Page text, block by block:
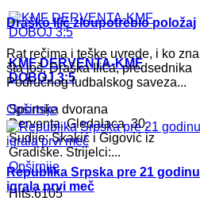
KMF DERVENTA-KMF
DOBOJ 3:5
Sportska dvorana
Derventa. Gledalaca 30.
Sudije: Skakić i Gigović iz
Gradiške. Strijelci:...
Opširnije
Hits:6105
Draško Ilić zloupotrebio položaj
Rat rečima i teške uvrede, i ko zna
šta još, Draška Ilića, predsednika
Područnog fudbalskog saveza...
Opširnije
Republika Srpska pre 21 godinu
igrala prvi meč